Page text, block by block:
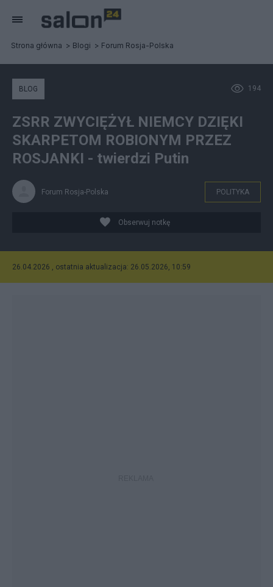
Strona główna Blogi Forum Rosja-Polska
194
BLOG
ZSRR ZWYCIĘŻYŁ NIEMCY DZIĘKI
SKARPETOM ROBIONYM PRZEZ
ROSJANKI - twierdzi Putin
Forum Rosja-Polska POLITYKA
Obserwuj notkę
26.04.2026 , ostatnia aktualizacja: 26.05.2026, 10:59